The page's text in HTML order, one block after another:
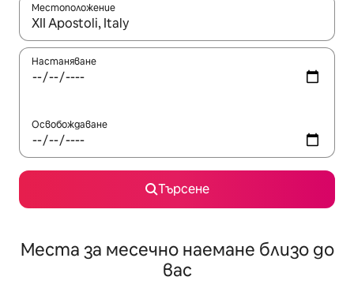
Местоположение
Когато резултатите се покажат, използвайте
Настаняване
Освобождаване
Търсене
Места за месечно наемане близо до
вас